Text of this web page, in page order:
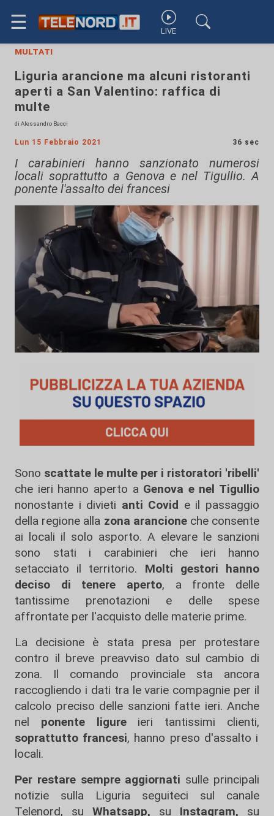
☰ LIVE
multati
Liguria arancione ma alcuni ristoranti
aperti a San Valentino: raffica di
multe
di Alessandro Bacci
Lun 15 Febbraio 2021 36 sec
I carabinieri hanno sanzionato numerosi
locali soprattutto a Genova e nel Tigullio. A
ponente l'assalto dei francesi
Sono scattate le multe per i ristoratori 'ribelli'
che ieri hanno aperto a Genova e nel Tigullio
nonostante i divieti anti Covid e il passaggio
della regione alla zona arancioneche consente
ai locali il solo asporto. A elevare le sanzioni
sono stati i carabinieri che ieri hanno
setacciato il territorio. Molti gestori hanno
deciso di tenere aperto, a fronte delle
tantissime prenotazioni e delle spese
affrontate per l'acquisto delle materie prime.
La decisione è stata presa per protestare
contro il breve preavviso dato sul cambio di
zona. Il comando provinciale sta ancora
raccogliendo i dati tra le varie compagnie per il
calcolo preciso delle sanzioni fatte ieri. Anche
nel ponente ligureieri tantissimi clienti,
soprattutto francesi, hanno preso d'assalto i
locali.
Per restare sempre aggiornati sulle principali
notizie sulla Liguria seguiteci sul canale
Telenord, su
Whatsapp, su Instagram, su